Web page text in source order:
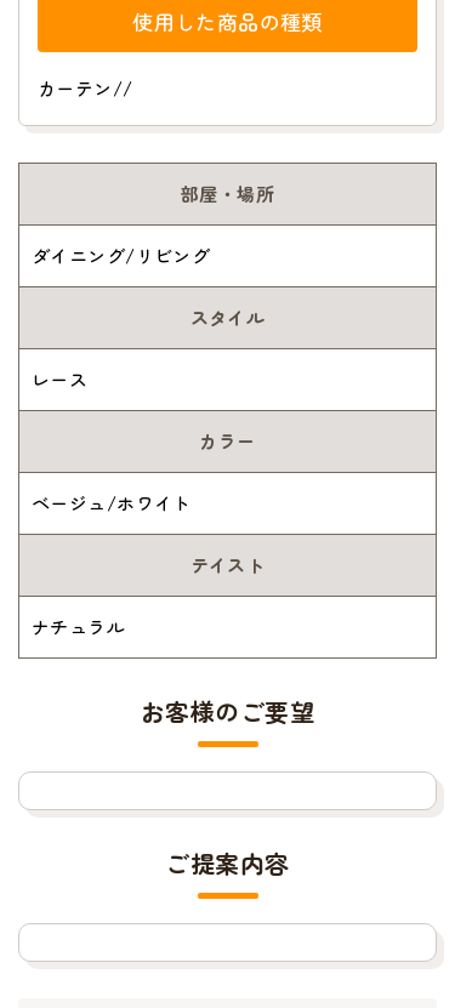
使用した商品の種類
カーテン//
部屋・場所
ダイニング/リビング
スタイル
レース
カラー
ベージュ/ホワイト
テイスト
ナチュラル
お客様のご要望
ご提案内容